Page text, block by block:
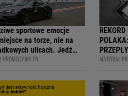
sportowe emocje
na torze, nie na
ulicach. Jedź
- apelują
twórcy na 4F Racing
PROMOCYJNY PR
DESCE
KSIĘGI
MATERIAŁ